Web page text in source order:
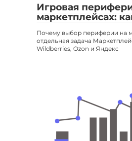
Игровая
маркетплейсах:
Почему выбор периферии на
отдельная задача
Wildberries, Ozon и Яндекс